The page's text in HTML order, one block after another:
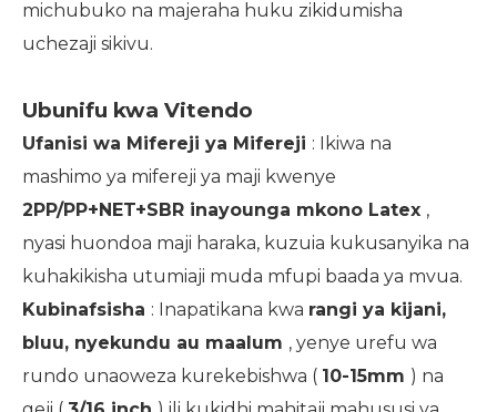
michubuko na majeraha huku zikidumisha
uchezaji sikivu.
Ubunifu kwa Vitendo
Ufanisi wa Mifereji ya Mifereji : Ikiwa na
mashimo ya mifereji ya maji kwenye
2PP/PP+NET+SBR inayounga mkono Latex ,
nyasi huondoa maji haraka, kuzuia kukusanyika na
kuhakikisha utumiaji muda mfupi baada ya mvua.
Kubinafsisha : Inapatikana kwa rangi ya kijani,
bluu, nyekundu au maalum , yenye urefu wa
rundo unaoweza kurekebishwa ( 10-15mm ) na